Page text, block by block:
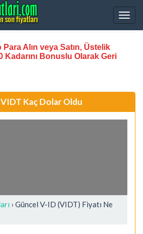
Alın veya Satın, Üstelik
Kadarını Bonuslu Olarak Geri
Kaç Dolar Oldu
› Güncel V-ID (VIDT) Fiyatı Ne